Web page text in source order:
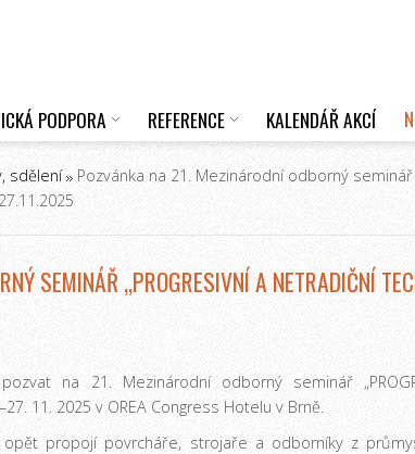
PODPORA REFERENCE KALENDÁŘ AKCÍ
sdělení
Pozvánka na 21. Mezinárodní odborný seminář
SEMINÁŘ „PROGRESIVNÍ A NETRADIČNÍ
na 21. Mezinárodní odborný seminář
11. 2025 v OREA Congress Hotelu v Brně.
propojí povrcháře, strojaře a odborníky z